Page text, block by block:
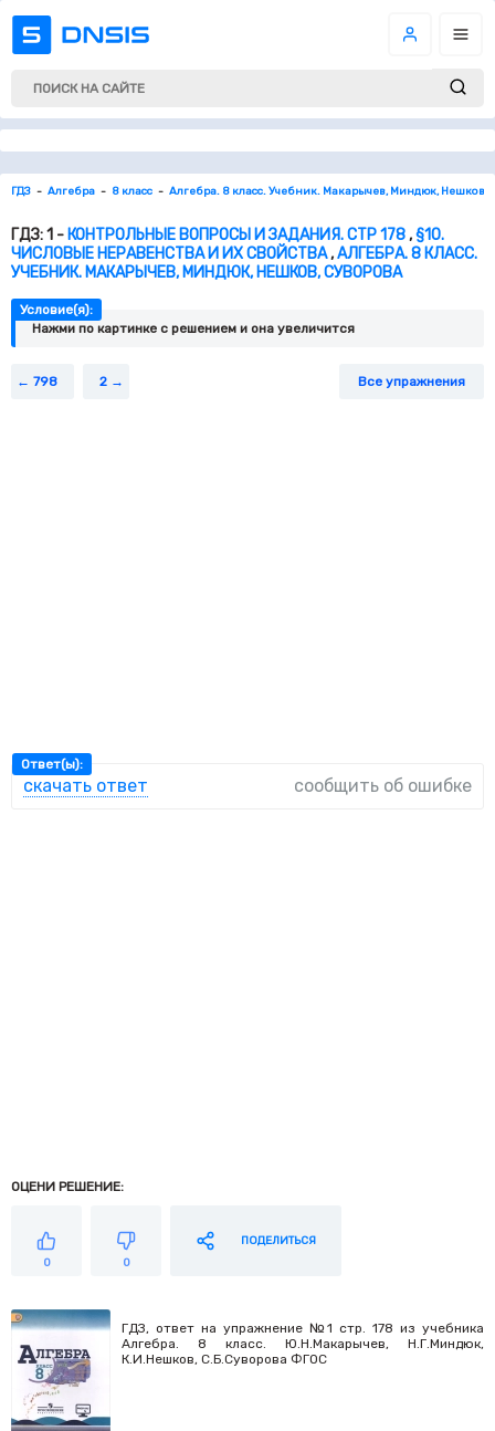
ГДЗ Алгебра 8 класс Алгебра. 8 класс. Учебник. Макарычев, Миндюк, Нешков,
ГДЗ: 1 - КОНТРОЛЬНЫЕ ВОПРОСЫ И ЗАДАНИЯ. СТР 178,§10.
ЧИСЛОВЫЕ НЕРАВЕНСТВА И ИХ СВОЙСТВА,АЛГЕБРА. 8 КЛАСС.
УЧЕБНИК. МАКАРЫЧЕВ, МИНДЮК, НЕШКОВ, СУВОРОВА
Условие(я):
Нажми по картинке c решением и она увеличится
798 2 Все упражнения
Ответ(ы):
скачать ответ сообщить об ошибке
ОЦЕНИ РЕШЕНИЕ:
0 0
ПОДЕЛИТЬСЯ
ГДЗ, ответ на упражнение №1 стр. 178 из учебника
Алгебра. 8 класс. Ю.Н.Макарычев, Н.Г.Миндюк,
К.И.Нешков, С.Б.Суворова ФГОС